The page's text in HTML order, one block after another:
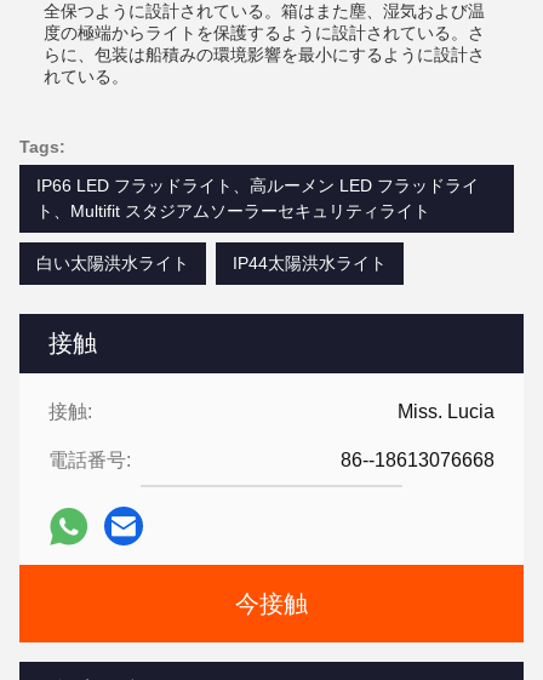
接触
接触: Miss. Lucia
電話番号: 86--18613076668
今接触
全保つように設計されている。箱はまた塵、湿気および温
度の極端からライトを保護するように設計されている。さ
らに、包装は船積みの環境影響を最小にするように設計さ
れている。
Tags:
IP66 LED フラッドライト、高ルーメン LED フラッドライ
ト、Multifit スタジアムソーラーセキュリティライト
白い太陽洪水ライト IP44太陽洪水ライト